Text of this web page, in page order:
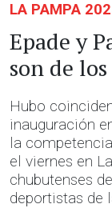
LA PAMPA
Epade y
son de
Hubo
inauguración
la
el viernes en
chubutenses
deportistas de